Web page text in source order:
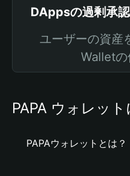
DAppsの過剰承
ユーザーの資産
Walletの
PAPA ウォレッ
PAPAウォレットとは？